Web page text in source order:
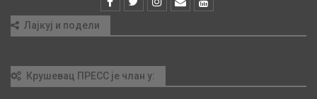
Лајкуј и подели
Крушевац ПРЕСС је члан у: